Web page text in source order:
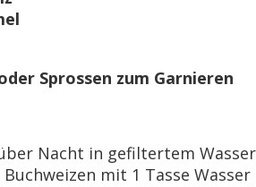
Sprossen zum Garnieren
Nacht in gefiltertem
Buchweizen mit 1 Tasse